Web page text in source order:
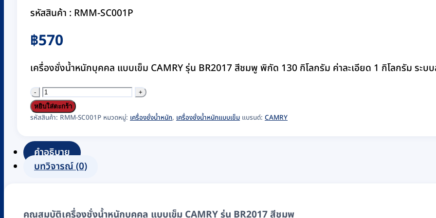
รหัสสินค้า : RMM-SC001P
฿570
เครื่องชั่งน้ำหนักบุคคล แบบเข็ม CAMRY รุ่น BR2017 สีชมพู พิกัด 130 กิโลกรัม ค่าละเอียด 1 กิโลกรัม ระบ
จำนวน
เครื่อง
ชั่ง
หนัก
บุคคล
CAMRY
หยิบใส่ตะกร้า
รหัสสินค้า: RMM-SC001P หมวดหมู่: เครื่องชั่งน้ำหนัก, เครื่องชั่งน้ำหนักแบบเข็ม แบรนด์: CAMRY
คำอธิบาย
บทวิจารณ์ (0)
คุณสมบัติเครื่องชั่งน้ำหนักบุคคล แบบเข็ม CAMRY รุ่น BR2017 สีชมพู